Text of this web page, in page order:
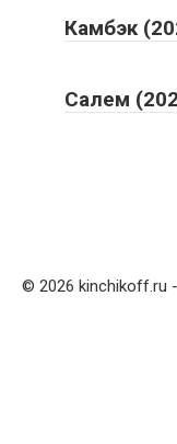
Камбэк
Салем
© 2026 kinchikoff.ru